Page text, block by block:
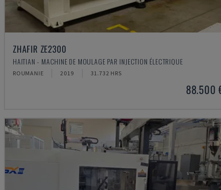
ZHAFIR ZE2300
HAITIAN - MACHINE DE MOULAGE PAR INJECTION ÉLECTRIQUE
ROUMANIE 2019 31.732 HRS
88.500